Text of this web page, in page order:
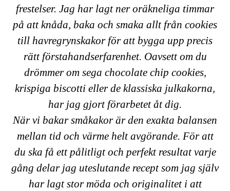
frestelser. Jag har lagt ner oräkneliga timmar
på att knåda, baka och smaka allt från cookies
till havregrynskakor för att bygga upp precis
rätt förstahandserfarenhet. Oavsett om du
drömmer om sega chocolate chip cookies,
krispiga biscotti eller de klassiska julkakorna,
har jag gjort förarbetet åt dig.
När vi bakar småkakor är den exakta balansen
mellan tid och värme helt avgörande. För att
du ska få ett pålitligt och perfekt resultat varje
gång delar jag uteslutande recept som jag själv
har lagt stor möda och originalitet i att